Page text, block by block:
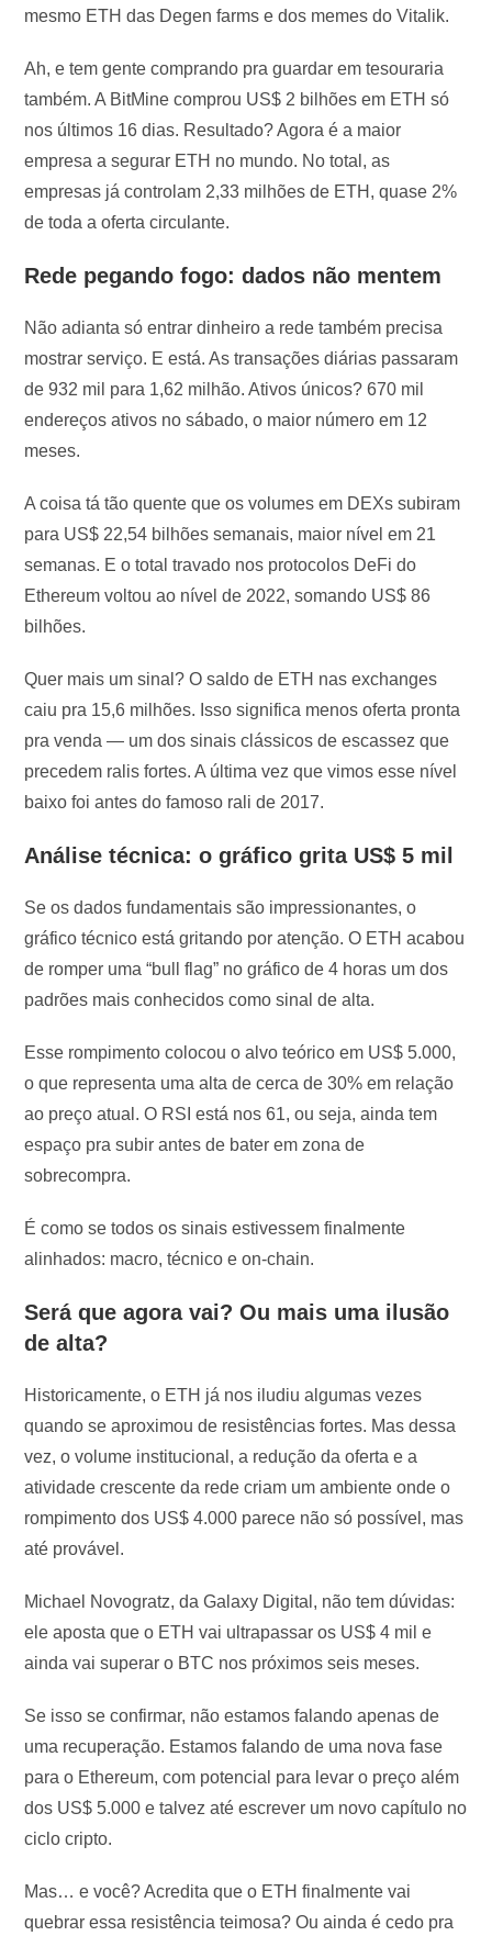
mesmo ETH das Degen farms e dos memes do Vitalik.
Ah, e tem gente comprando pra guardar em tesouraria
também. A BitMine comprou US$ 2 bilhões em ETH só
nos últimos 16 dias. Resultado? Agora é a maior
empresa a segurar ETH no mundo. No total, as
empresas já controlam 2,33 milhões de ETH, quase 2%
de toda a oferta circulante.
Rede pegando fogo: dados não mentem
Não adianta só entrar dinheiro a rede também precisa
mostrar serviço. E está. As transações diárias passaram
de 932 mil para 1,62 milhão. Ativos únicos? 670 mil
endereços ativos no sábado, o maior número em 12
meses.
A coisa tá tão quente que os volumes em DEXs subiram
para US$ 22,54 bilhões semanais, maior nível em 21
semanas. E o total travado nos protocolos DeFi do
Ethereum voltou ao nível de 2022, somando US$ 86
bilhões.
Quer mais um sinal? O saldo de ETH nas exchanges
caiu pra 15,6 milhões. Isso significa menos oferta pronta
pra venda — um dos sinais clássicos de escassez que
precedem ralis fortes. A última vez que vimos esse nível
baixo foi antes do famoso rali de 2017.
Análise técnica: o gráfico grita US$ 5 mil
Se os dados fundamentais são impressionantes, o
gráfico técnico está gritando por atenção. O ETH acabou
de romper uma “bull flag” no gráfico de 4 horas um dos
padrões mais conhecidos como sinal de alta.
Esse rompimento colocou o alvo teórico em US$ 5.000,
o que representa uma alta de cerca de 30% em relação
ao preço atual. O RSI está nos 61, ou seja, ainda tem
espaço pra subir antes de bater em zona de
sobrecompra.
É como se todos os sinais estivessem finalmente
alinhados: macro, técnico e on-chain.
Será que agora vai? Ou mais uma ilusão
de alta?
Historicamente, o ETH já nos iludiu algumas vezes
quando se aproximou de resistências fortes. Mas dessa
vez, o volume institucional, a redução da oferta e a
atividade crescente da rede criam um ambiente onde o
rompimento dos US$ 4.000 parece não só possível, mas
até provável.
Michael Novogratz, da Galaxy Digital, não tem dúvidas:
ele aposta que o ETH vai ultrapassar os US$ 4 mil e
ainda vai superar o BTC nos próximos seis meses.
Se isso se confirmar, não estamos falando apenas de
uma recuperação. Estamos falando de uma nova fase
para o Ethereum, com potencial para levar o preço além
dos US$ 5.000 e talvez até escrever um novo capítulo no
ciclo cripto.
Mas… e você? Acredita que o ETH finalmente vai
quebrar essa resistência teimosa? Ou ainda é cedo pra